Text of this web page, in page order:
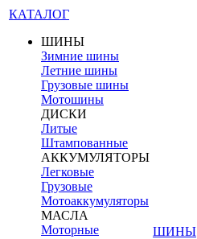
КАТАЛОГ
ШИНЫ
Зимние шины
Летние шины
Грузовые шины
Мотошины
ДИСКИ
Литые
Штампованные
АККУМУЛЯТОРЫ
Легковые
Грузовые
Мотоаккумуляторы
МАСЛА
Моторные
ШИНЫ